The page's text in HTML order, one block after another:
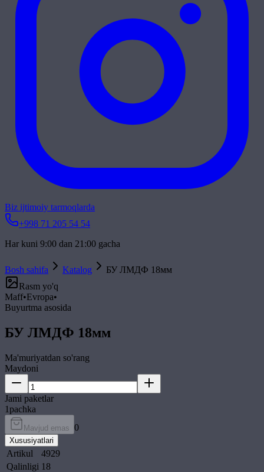
Biz ijtimoiy tarmoqlarda
+998 71 205 54 54
Har kuni 9:00 dan 21:00 gacha
Bosh sahifa Katalog
БУ ЛМДФ 18мм
Rasm yo'q
Maff•Evropa•
Buyurtma asosida
БУ ЛМДФ 18мм
Ma'muriyatdan so'rang
Maydoni
Jami paketlar
1pachka
Mavjud emas 0
Xususiyatlari
Artikul
4929
Qalinligi 18